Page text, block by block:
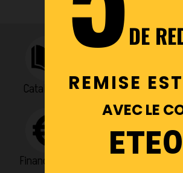
Catalogues
Financement
DE
REMISE
AVEC LE